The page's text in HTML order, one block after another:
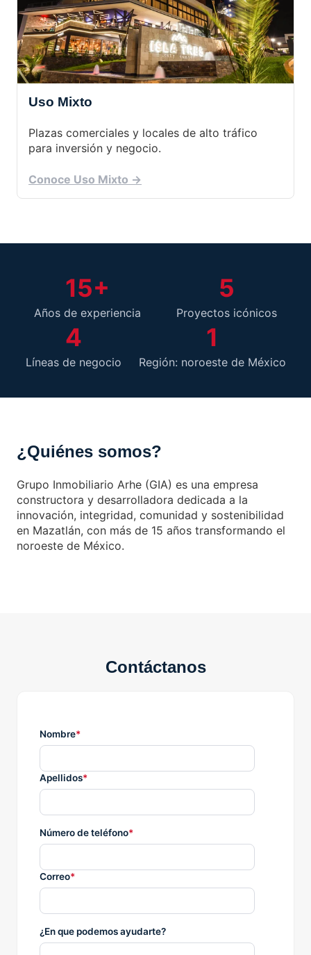
Uso Mixto
Plazas comerciales y locales de alto tráfico
para inversión y negocio.
Conoce Uso Mixto →
15+
Años de experiencia
5
Proyectos icónicos
4
Líneas de negocio
1
Región: noroeste de México
¿Quiénes somos?
Grupo Inmobiliario Arhe (GIA) es una empresa
constructora y desarrolladora dedicada a la
innovación, integridad, comunidad y sostenibilidad
en Mazatlán, con más de 15 años transformando el
noroeste de México.
Contáctanos
Nombre*
Apellidos*
Número de teléfono*
Correo*
¿En que podemos ayudarte?